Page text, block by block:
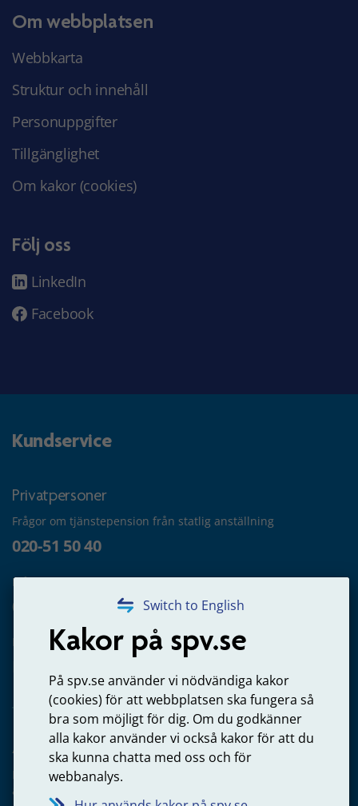
Switch to English
Kakor på spv.se
På spv.se använder vi nödvändiga kakor
(cookies) för att webbplatsen ska fungera så
bra som möjligt för dig. Om du godkänner
alla kakor använder vi också kakor för att du
ska kunna chatta med oss och för
webbanalys.
Om webbplatsen
Webbkarta
Struktur och innehåll
Personuppgifter
Tillgänglighet
Om kakor (cookies)
Följ oss
LinkedIn
Facebook
Kundservice
Privatpersoner
Frågor om tjänstepension från statlig anställning
020-51 50 40
Frågor om utbetalning
020-65 00 65
Kontakta oss
Arbetsgivare
Frågor om administration av tjänstepension från statlig
anställning